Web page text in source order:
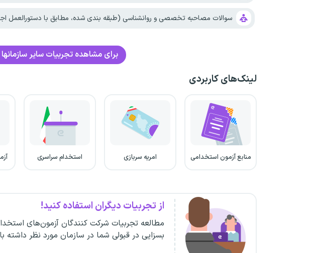
سوالات مصاحبه تخصصی و روانشناسی (طبقه بندی شده، مطابق با دستورالعمل
برای مشاهده تجربیات سایر سازمانها
لینک‌های کاربردی
منابع آزمون استخدامی امریه سربازی استخدام سراسری
از تجربیات دیگران استفاده کنید!
مطالعه تجربیات شرکت کنندگان آزمون‌های
بسزایی در قبولی شما در سازمان مورد نظر داشته